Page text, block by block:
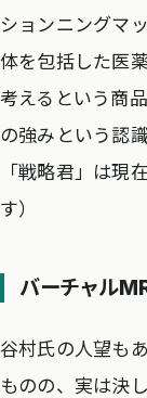
ションニングマ
体を包括した医
考えるという商
の強みという認
「戦略君」は現
す）
バーチャル
谷村氏の人望も
ものの、実は決